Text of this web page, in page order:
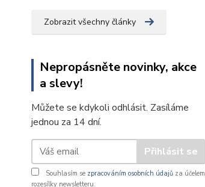
Zobrazit všechny články
Nepropásněte novinky, akce
a slevy!
Můžete se kdykoli odhlásit. Zasíláme
jednou za 14 dní.
Přihlásit se
Souhlasím se zpracováním osobních údajů za účelem
rozesílky newsletteru.